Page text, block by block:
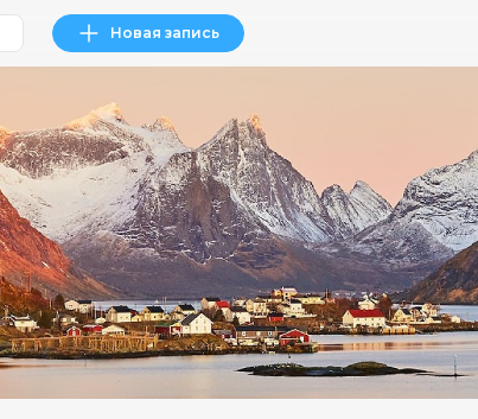
Новая запись